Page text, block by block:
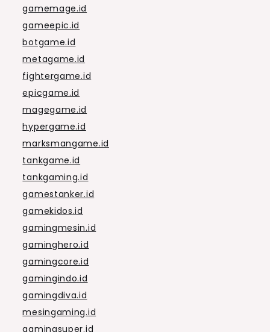
gamemage.id
gameepic.id
botgame.id
metagame.id
fightergame.id
epicgame.id
magegame.id
hypergame.id
marksmangame.id
tankgame.id
tankgaming.id
gamestanker.id
gamekidos.id
gamingmesin.id
gaminghero.id
gamingcore.id
gamingindo.id
gamingdiva.id
mesingaming.id
gamingsuper.id